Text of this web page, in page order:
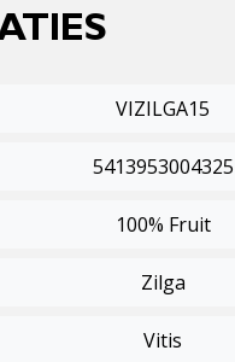
VIZILGA15
5413953004325
100% Fruit
Zilga
Vitis